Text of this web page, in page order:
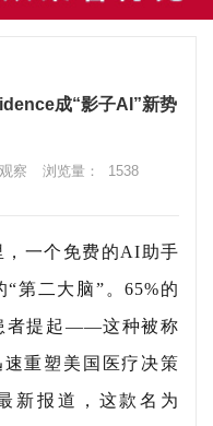
成“影子AI”新势
察 浏览量：
1538
一个免费的AI助手
第二大脑”。65%的
者提起——这种被称
重塑美国医疗决策
新报道，这款名为